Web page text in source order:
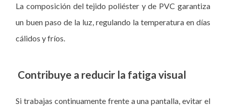
La composición del tejido poliéster y de PVC garantiza
un buen paso de la luz, regulando la temperatura en días
cálidos y fríos.
Contribuye a reducir la fatiga visual
Si trabajas continuamente frente a una pantalla, evitar el